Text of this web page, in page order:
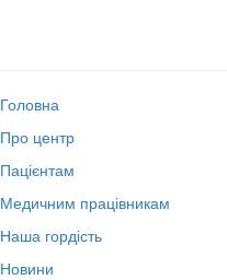
Головна
Про центр
Пацієнтам
Медичним працівникам
Наша гордість
Новини